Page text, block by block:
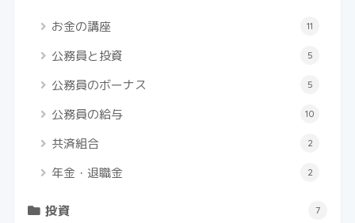
お金の講座 11
公務員と投資 5
公務員のボーナス 5
公務員の給与 10
共済組合 2
年金・退職金 2
投資 7